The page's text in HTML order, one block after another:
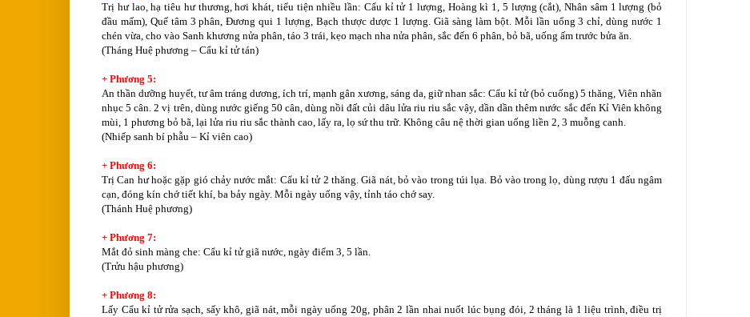
Trị hư lao, hạ tiêu hư thương, hơi khát, tiểu tiện nhiều lần: Cẩu kỉ tử 1 lượng, Hoàng kì 1, 5 lượng (cắt), Nhân sâm 1 lượng (bỏ
đầu mấm), Quế tâm 3 phân, Đương qui 1 lượng, Bạch thược dược 1 lượng. Giã sàng làm bột. Mỗi lần uổng 3 chỉ, dùng nước 1
chén vừa, cho vào Sanh khương nửa phân, táo 3 trái, kẹo mạch nha nửa phân, sắc đến 6 phân, bỏ bã, uống ấm trước bửa ăn.
(Tháng Huệ phương – Cẩu kỉ tử tán)
+ Phương 5:
An thần dưỡng huyết, tư âm tráng dương, ích trí, mạnh gân xương, sáng da, giữ nhan sắc: Cẩu kỉ tử (bỏ cuống) 5 thăng, Viên nhãn
nhục 5 cân. 2 vị trên, dùng nước giếng 50 cân, dùng nồi đất củi dâu lửa riu riu sắc vậy, dần dần thêm nước sắc đến Kỉ Viên không
mùi, 1 phương bỏ bã, lại lửa riu riu sắc thành cao, lấy ra, lọ sứ thu trữ. Không câu nệ thời gian uống liền 2, 3 muỗng canh.
(Nhiếp sanh bí phẫu – Kỉ viên cao)
+ Phương 6:
Trị Can hư hoặc gặp gió chảy nước mắt: Cẩu kỉ tử 2 thăng. Giã nát, bỏ vào trong túi lụa. Bỏ vào trong lọ, dùng rượu 1 đấu ngâm
cạn, đóng kín chớ tiết khí, ba bảy ngày. Mỗi ngày uống vậy, tỉnh táo chớ say.
(Thánh Huệ phương)
+ Phương 7:
Mắt đỏ sinh màng che: Cẩu kỉ tử giã nước, ngày điểm 3, 5 lần.
(Trửu hậu phương)
+ Phương 8:
Lấy Cẩu kỉ tử rửa sạch, sấy khô, giã nát, mỗi ngày uống 20g, phân 2 lần nhai nuốt lúc bụng đói, 2 tháng là 1 liệu trình, điều trị